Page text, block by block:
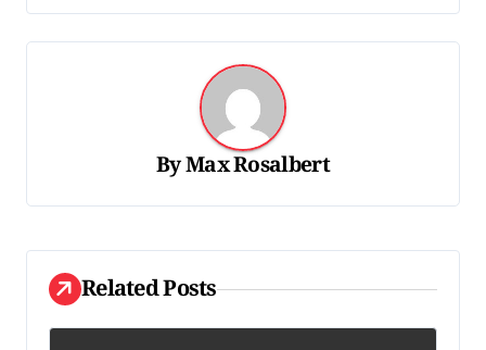
o
n
d
e
ByMax Rosalbert
Related Posts